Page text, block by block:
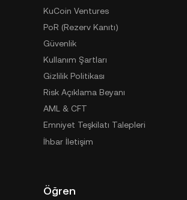
KuCoin Ventures
PoR (Rezerv Kanıtı)
Güvenlik
Kullanım Şartları
Gizlilik Politikası
Risk Açıklama Beyanı
AML & CFT
Emniyet Teşkilatı Talepleri
İhbar İletişim
Öğren